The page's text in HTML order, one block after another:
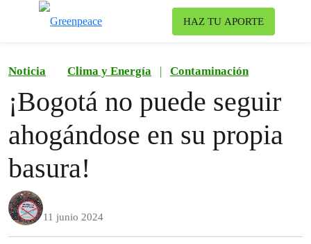
HAZ TU APORTE
Noticia Clima y Energía | Contaminación
¡Bogotá no puede seguir
ahogándose en su propia
basura!
11 junio 2024